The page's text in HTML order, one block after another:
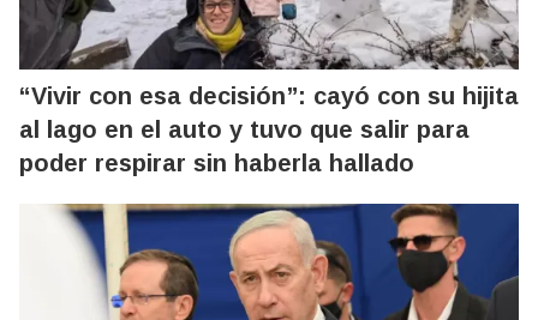
“Vivir con esa decisión”: cayó con su hijita
al lago en el auto y tuvo que salir para
poder respirar sin haberla hallado